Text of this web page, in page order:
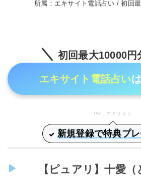
所属：エキサイト電話占い / 初回
初回最大10000円
エキサイト電話占い
PR：エキサイト
新規登録で特典プレ
【ピュアリ】十愛